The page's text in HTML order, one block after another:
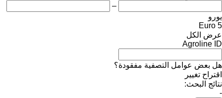
–
يورو
Euro 5
عرض الكل
Agroline ID
هل بعض عوامل التصفية مفقودة؟
اقتراح تغيير
نتائج البحث:
-